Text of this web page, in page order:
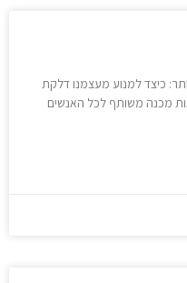
כיצד למנוע מעצמנו דלקת
מכנה משותף לכל האנשים